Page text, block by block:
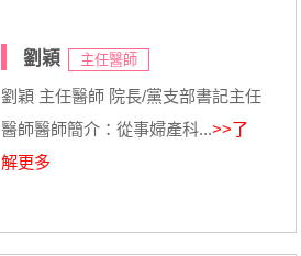
劉穎 主任醫師
劉穎 主任醫師 院長/黨支部書記主任
醫師醫師簡介：從事婦產科...>>了
解更多